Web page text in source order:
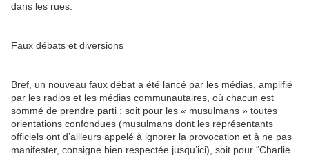
dans les rues.
Faux débats et diversions
Bref, un nouveau faux débat a été lancé par les médias, amplifié
par les radios et les médias communautaires, où chacun est
sommé de prendre parti : soit pour les « musulmans » toutes
orientations confondues (musulmans dont les représentants
officiels ont d’ailleurs appelé à ignorer la provocation et à ne pas
manifester, consigne bien respectée jusqu’ici), soit pour “Charlie